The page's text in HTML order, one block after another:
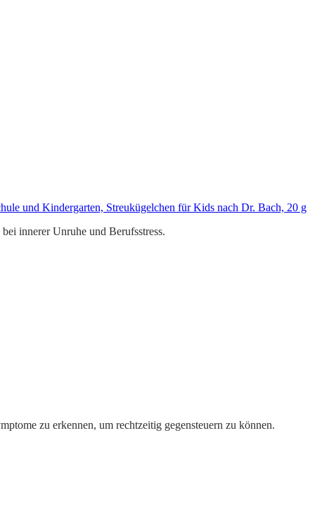
und Kindergarten, Streukügelchen für Kids nach Dr. Bach, 20 g
innerer Unruhe und Berufsstress.
zu erkennen, um rechtzeitig gegensteuern zu können.